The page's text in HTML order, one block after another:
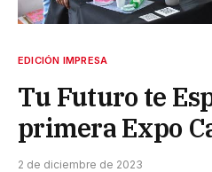
EDICIÓN IMPRESA
Tu Futuro te
primera Expo
2 de diciembre de 2023